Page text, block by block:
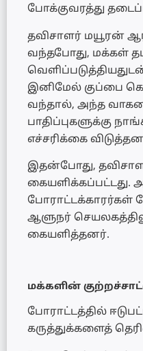
போக்குவரத்து
தவிசாளர் மயூரன்
வந்தபோது, மக்கள்
இனிமேல் குப்பை
வந்தால், அந்த
பாதிப்புகளுக்கு
எச்சரிக்கை
இதன்போது,
கையளிக்கப்பட்டது.
போராட்டக்காரர்கள்
ஆளுநர்
கையளித்தனர்.
மக்களின்
போராட்டத்தில்
கருத்துக்களைத்